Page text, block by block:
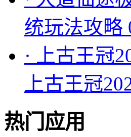
统玩法攻略
·
上古王冠
上古王冠
热门应用